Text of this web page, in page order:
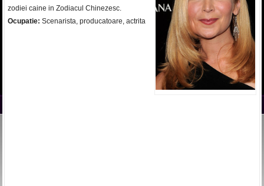
zodiei caine in Zodiacul Chinezesc.
Ocupatie: Scenarista, producatoare, actrita